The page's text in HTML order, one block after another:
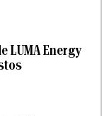
LUMA Energy